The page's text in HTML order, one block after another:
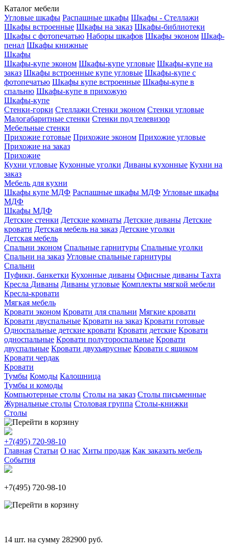
Каталог мебели
Угловые шкафы Распашные шкафы Шкафы - Стеллажи
Шкафы встроенные Шкафы на заказ Шкафы-библиотеки
Шкафы с фотопечатью Наборы шкафов Шкафы эконом Шкаф-
пенал Шкафы книжные
Шкафы
Шкафы-купе эконом Шкафы-купе угловые Шкафы-купе на
заказ Шкафы встроенные купе угловые Шкафы-купе с
фотопечатью Шкафы купе встроенные Шкафы-купе в
спальню Шкафы-купе в прихожую
Шкафы-купе
Стенки-горки Стеллажи Стенки эконом Стенки угловые
Малогабаритные стенки Стенки под телевизор
Мебельные стенки
Прихожие готовые Прихожие эконом Прихожие угловые
Прихожие на заказ
Прихожие
Кухни угловые Кухонные уголки Диваны кухонные Кухни на
заказ
Мебель для кухни
Шкафы купе МДФ Распашные шкафы МДФ Угловые шкафы
МДФ
Шкафы МДФ
Детские стенки Детские комнаты Детские диваны Детские
кровати Детская мебель на заказ Детские уголки
Детская мебель
Спальни эконом Спальные гарнитуры Спальные уголки
Спальни на заказ Угловые спальные гарнитуры
Спальни
Пуфики, банкетки Кухонные диваны Офисные диваны Тахта
Кресла Диваны Диваны угловые Комплекты мягкой мебели
Кресла-кровати
Мягкая мебель
Кровати эконом Кровати для спальни Мягкие кровати
Кровати двуспальные Кровати на заказ Кровати готовые
Односпальные детские кровати Кровати детские Кровати
односпальные Кровати полутороспальные Кровати
двуспальные Кровати двухъярусные Кровати с ящиком
Кровати чердак
Кровати
Тумбы Комоды Калошница
Тумбы и комоды
Компьютерные столы Столы на заказ Столы письменные
Журнальные столы Столовая группа Столы-книжки
Столы
+7(495) 720-98-10
Главная Статьи О нас Хиты продаж Как заказать мебель
События
+7(495) 720-98-10
14 шт. на сумму 282900 руб.